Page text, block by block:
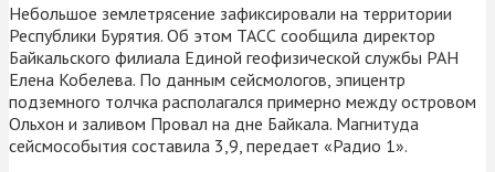
Небольшое землетрясение зафиксировали на территории
Республики Бурятия. Об этом ТАСС сообщила директор
Байкальского филиала Единой геофизической службы РАН
Елена Кобелева. По данным сейсмологов, эпицентр
подземного толчка располагался примерно между островом
Ольхон и заливом Провал на дне Байкала. Магнитуда
сейсмособытия составила 3,9, передает «Радио 1».